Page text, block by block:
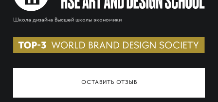
Школа дизайна Высшей школы экономики
ОСТАВИТЬ ОТЗЫВ